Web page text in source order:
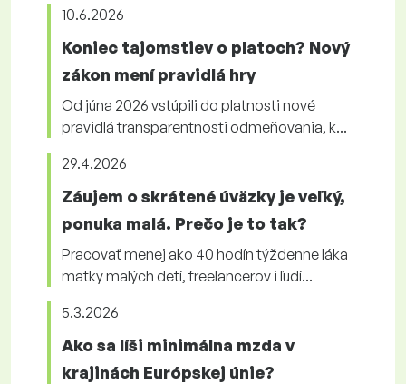
10.6.2026
Koniec tajomstiev o platoch? Nový
zákon mení pravidlá hry
Od júna 2026 vstúpili do platnosti nové
pravidlá transparentnosti odmeňovania, k...
29.4.2026
Záujem o skrátené úväzky je veľký,
ponuka malá. Prečo je to tak?
Pracovať menej ako 40 hodín týždenne láka
matky malých detí, freelancerov i ľudí...
5.3.2026
Ako sa líši minimálna mzda v
krajinách Európskej únie?